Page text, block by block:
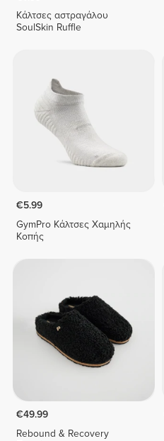
Κάλτσες αστραγάλου
SoulSkin Ruffle
€5.99
GymPro Κάλτσες Χαμηλής
Κοπής
€49.99
Rebound & Recovery